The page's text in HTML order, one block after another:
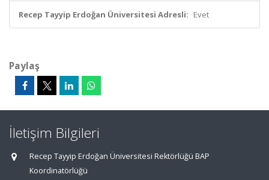
Recep Tayyip Erdoğan Üniversitesi Adresli: Evet
Paylaş
İletişim Bilgileri
Recep Tayyip Erdoğan Üniversitesi Rektörlüğü BAP
Koordinatörlüğü